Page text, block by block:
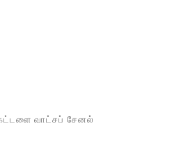
வாட்சப் சேனல்